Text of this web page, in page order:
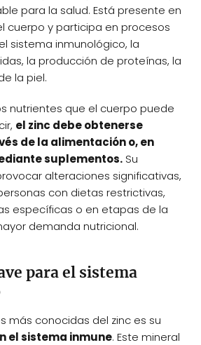
para la salud. Está presente en
cuerpo y participa en procesos
sistema inmunológico, la
la producción de proteínas, la
la piel.
nutrientes que el cuerpo puede
el zinc debe obtenerse
de la alimentación o, en
suplementos. Su
alteraciones significativas,
con dietas restrictivas,
específicas o en etapas de la
demanda nutricional.
para el sistema
más conocidas del zinc es su
el sistema inmune. Este mineral